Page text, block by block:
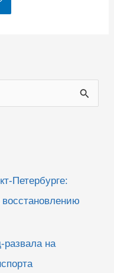
Петербурге:
развала на